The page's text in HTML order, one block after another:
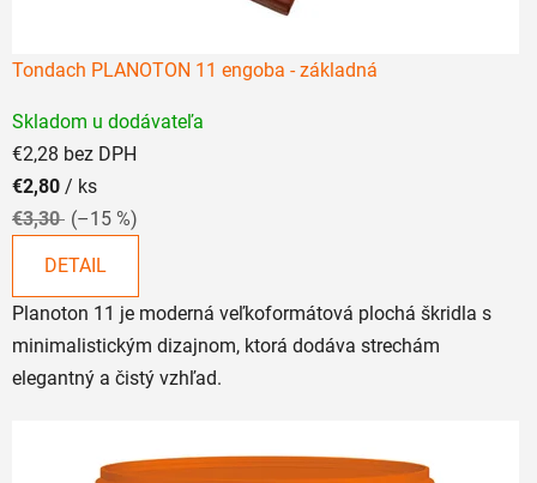
Tondach PLANOTON 11 engoba - základná
hodnotenie
produktu
je
5,0
5
Skladom u dodávateľa
€2,28 bez DPH
€2,80 / ks
€3,30 (–15 %)
DETAIL
Planoton 11 je moderná veľkoformátová plochá škridla s
minimalistickým dizajnom, ktorá dodáva strechám
elegantný a čistý vzhľad.